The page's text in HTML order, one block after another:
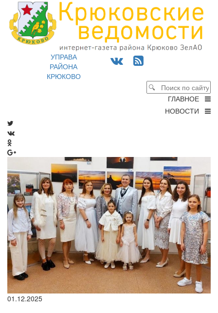
УПРАВА
РАЙОНА
КРЮКОВО
ГЛАВНОЕ
НОВОСТИ
01.12.2025